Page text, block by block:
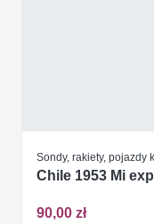
Sondy, rakiety, pojazdy
Chile 1953 Mi
90,00 zł